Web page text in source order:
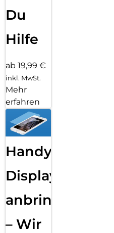
Du
Hilfe
ab 19,99 €
inkl. MwSt.
Mehr
erfahren
Handy
Displayfolie
anbringen
– Wir